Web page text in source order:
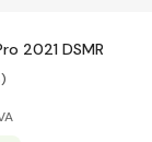
2021 DSMR